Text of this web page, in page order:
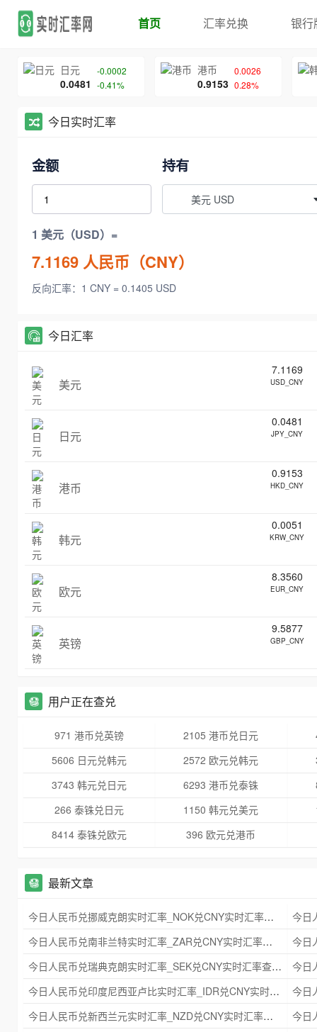
首页 汇率兑换 银行
日元
0.0481
-0.0002
-0.41%
港币
0.9153
0.0026
0.28%
今日实时汇率
金额 持有
美元 USD
1 美元（USD）=
7.1169 人民币（CNY）
反向汇率：1 CNY = 0.1405 USD
今日汇率
美元
7.1169
USD_CNY
日元
0.0481
JPY_CNY
港币
0.9153
HKD_CNY
韩元
0.0051
KRW_CNY
欧元
8.3560
EUR_CNY
英镑
9.5877
GBP_CNY
用户正在查兑
971 港币兑英镑 2105 港币兑日元
5606 日元兑韩元
2572 欧元兑韩元
3743 韩元兑日元
6293 港币兑泰铢
266 泰铢兑日元
1150 韩元兑美元
8414 泰铢兑欧元
396 欧元兑港币
最新文章
今日人民币兑挪威克朗实时汇率_NOK兑CNY实时汇率查询 2025年09月21日
今日人民币兑南非兰特实时汇率_ZAR兑CNY实时汇率查询 2025年09月21日
今日人民币兑瑞典克朗实时汇率_SEK兑CNY实时汇率查询 2025年09月21日
今日人民币兑印度尼西亚卢比实时汇率_IDR兑CNY实时汇率查询 2025年09月21日
今日人民币兑新西兰元实时汇率_NZD兑CNY实时汇率查询 2025年09月21日